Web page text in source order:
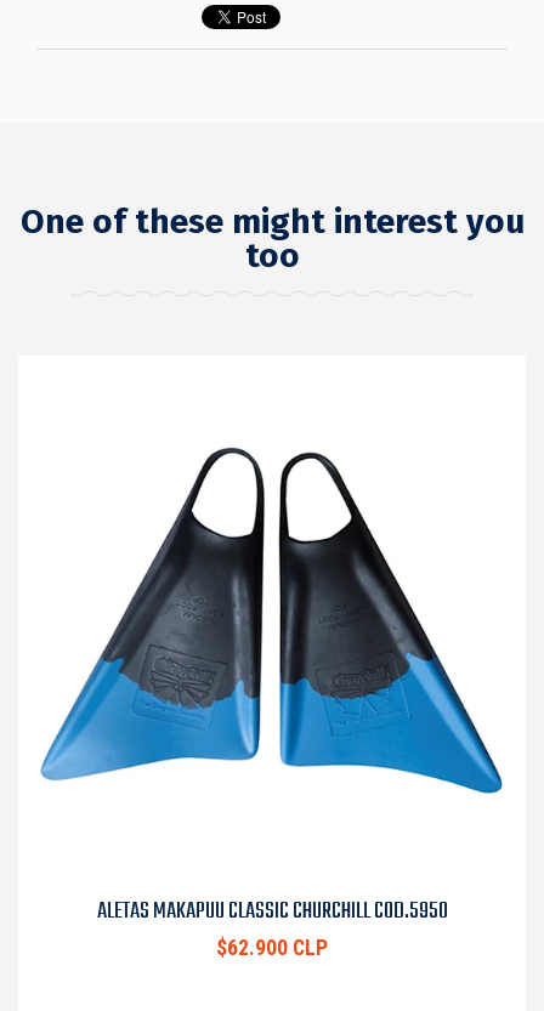
One of these might interest you
too
ALETAS MAKAPUU CLASSIC CHURCHILL COD.5950
$62.900 CLP